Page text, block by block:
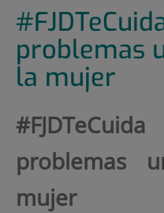
problemas
la mujer
problemas
mujer